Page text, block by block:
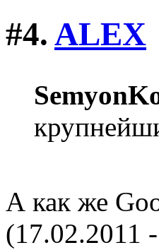
#4. ALEX
А как же
(17.02.2011